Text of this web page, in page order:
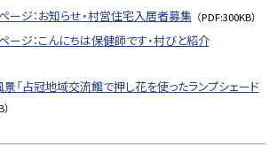
ージ：お知らせ・村営住宅入居者募集 （PDF:300KB）
ージ：こんにちは保健師です・村びと紹介
「占冠地域交流館で押し花を使ったランプシェード